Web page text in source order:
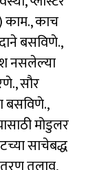
काच
बसविणे.,
नसलेल्या
सौर
बसविणे.,
मोडुलर
साचेबद्ध